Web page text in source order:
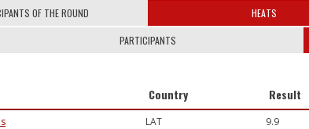
OF THE ROUND HEATS
PARTICIPANTS
Country Result
LAT 9.9